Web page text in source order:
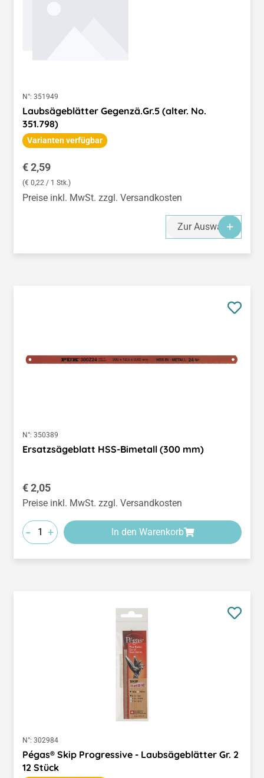
N°: 351949
Laubsägeblätter Gegenzä.Gr.5 (alter. No.
351.798)
Varianten verfügbar
Regulärer Preis:
€ 2,59
(€ 0,22 / 1 Stk.)
Preise inkl. MwSt. zzgl. Versandkosten
Zur Auswahl
N°: 350389
Ersatzsägeblatt HSS-Bimetall (300 mm)
Regulärer Preis:
€ 2,05
Preise inkl. MwSt. zzgl. Versandkosten
- + In den Warenkorb
N°: 302984
Pégas® Skip Progressive - Laubsägeblätter Gr. 2
12 Stück